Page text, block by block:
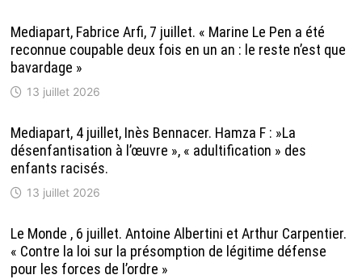
Mediapart, Fabrice Arfi, 7 juillet. « Marine Le Pen a été
reconnue coupable deux fois en un an : le reste n’est que
bavardage »
13 juillet 2026
Mediapart, 4 juillet, Inès Bennacer. Hamza F : »La
désenfantisation à l’œuvre », « adultification » des
enfants racisés.
13 juillet 2026
Le Monde , 6 juillet. Antoine Albertini et Arthur Carpentier.
« Contre la loi sur la présomption de légitime défense
pour les forces de l’ordre »